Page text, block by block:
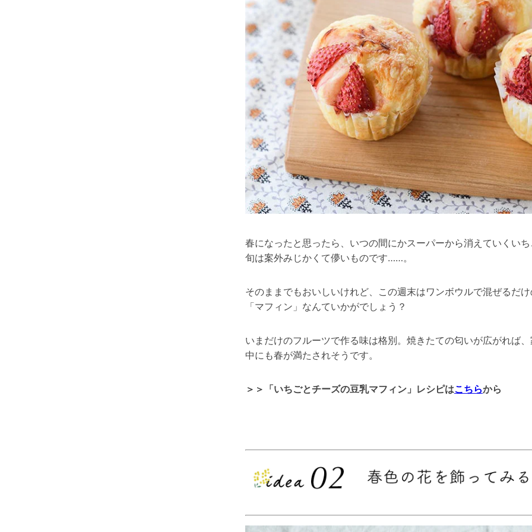
春になったと思ったら、いつの間にかスーパーから消えていくい
旬は案外みじかくて儚いものです……。
そのままでもおいしいけれど、この週末はワンボウルで混ぜるだ
「マフィン」なんていかがでしょう？
いまだけのフルーツで作る味は格別。焼きたての匂いが広がれば
中にも春が満たされそうです。
＞＞「いちごとチーズの豆乳マフィン」レシピはこちらから